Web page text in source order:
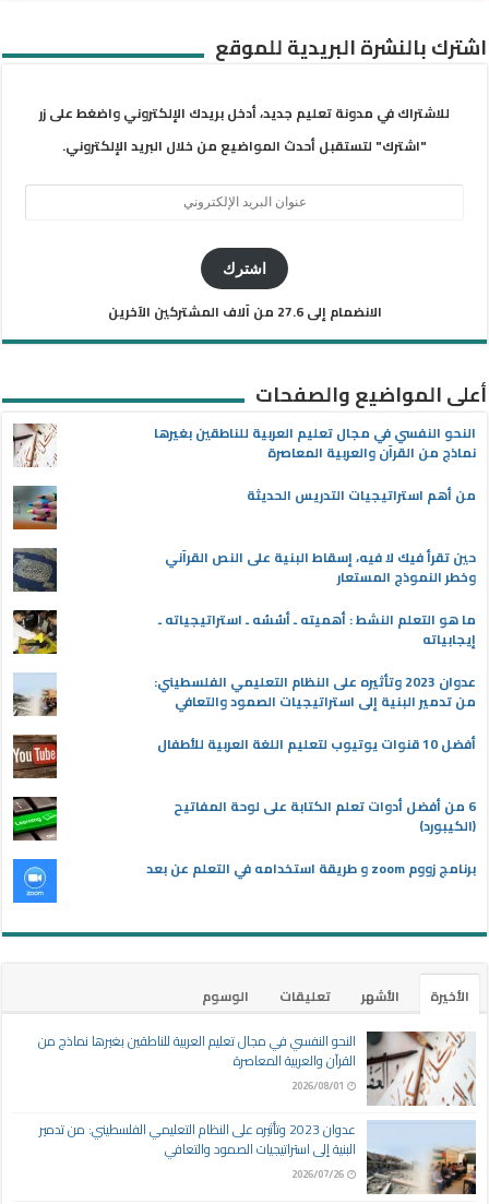
اشترك بالنشرة البريدية للموقع
للاشتراك في مدونة تعليم جديد، أدخل بريدك الإلكتروني واضغط على زر
"اشترك" لتستقبل أحدث المواضيع من خلال البريد الإلكتروني.
اشترك
الانضمام إلى 27.6 من آلاف المشتركين الآخرين
أعلى المواضيع والصفحات
النحو النفسي في مجال تعليم العربية للناطقين بغيرها
نماذج من القرآن والعربية المعاصرة
من أهم استراتيجيات التدريس الحديثة
حين تقرأ فيك لا فيه، إسقاط البنية على النص القرآني
وخطر النموذج المستعار
ما هو التعلم النشط : أهميته ـ أسُسُه ـ استراتيجياته ـ
إيجابياته
عدوان 2023 وتأثيره على النظام التعليمي الفلسطيني:
من تدمير البنية إلى استراتيجيات الصمود والتعافي
أفضل 10 قنوات يوتيوب لتعليم اللغة العربية للأطفال
6 من أفضل أدوات تعلم الكتابة على لوحة المفاتيح
(الكيبورد)
برنامج زووم zoom و طريقة استخدامه في التعلم عن بعد
الأخيرة الأشهر تعليقات
الوسوم
النحو النفسي في مجال تعليم العربية للناطقين بغيرها نماذج من
القرآن والعربية المعاصرة
2026/08/01
عدوان 2023 وتأثيره على النظام التعليمي الفلسطيني: من تدمير
البنية إلى استراتيجيات الصمود والتعافي
2026/07/26